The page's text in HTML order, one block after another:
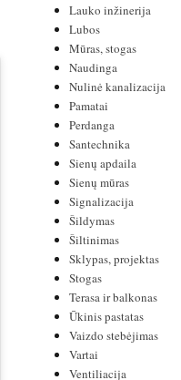
Lauko inžinerija
Lubos
Mūras, stogas
Naudinga
Nulinė kanalizacija
Pamatai
Perdanga
Santechnika
Sienų apdaila
Sienų mūras
Signalizacija
Šildymas
Šiltinimas
Sklypas, projektas
Stogas
Terasa ir balkonas
Ūkinis pastatas
Vaizdo stebėjimas
Vartai
Ventiliacija